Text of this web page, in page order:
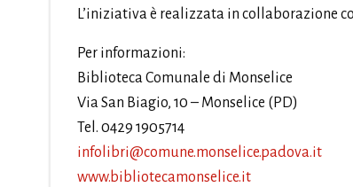
L’iniziativa è realizzata in collaborazione
Per informazioni:
Biblioteca Comunale di Monselice
Via San Biagio, 10 – Monselice (PD)
Tel. 0429 1905714
infolibri@comune.monselice.padova.it
www.bibliotecamonselice.it